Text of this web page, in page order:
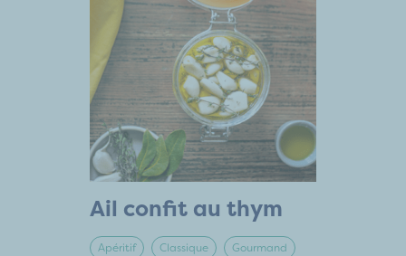
Ail confit au thym
Apéritif Classique Gourmand